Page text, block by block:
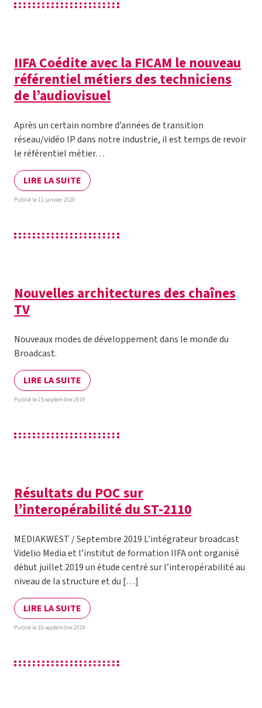
IIFA Coédite avec la FICAM le nouveau
référentiel métiers des techniciens
de l’audiovisuel
Après un certain nombre d’années de transition
réseau/vidéo IP dans notre industrie, il est temps de revoir
le référentiel métier…
LIRE LA SUITE
Publié le 11 janvier 2020
Nouvelles architectures des chaînes
TV
Nouveaux modes de développement dans le monde du
Broadcast.
LIRE LA SUITE
Publié le 25 septembre 2019
Résultats du POC sur
l’interopérabilité du ST-2110
MEDIAKWEST / Septembre 2019 L’intégrateur broadcast
Videlio Media et l’institut de formation IIFA ont organisé
début juillet 2019 un étude centré sur l’interopérabilité au
niveau de la structure et du […]
LIRE LA SUITE
Publié le 10 septembre 2019